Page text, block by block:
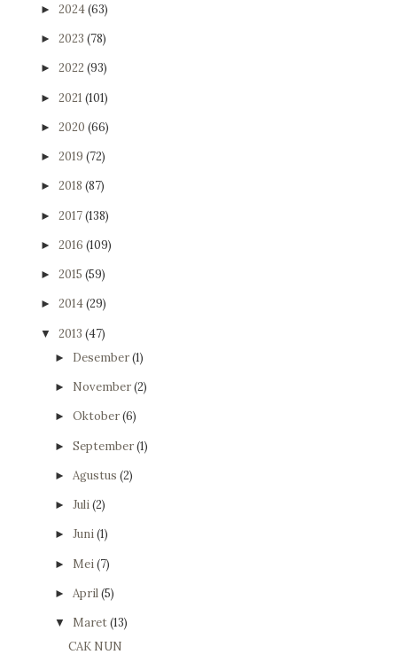
► 2024(63)
► 2023 (78)
► 2022 (93)
► 2021 (101)
► 2020 (66)
► 2019 (72)
► 2018 (87)
► 2017(138)
► 2016 (109)
► 2015 (59)
► 2014(29)
▼ 2013 (47)
► Desember(1)
► November(2)
► Oktober(6)
► September(1)
► Agustus (2)
► Juli(2)
► Juni(1)
► Mei(7)
► April(5)
▼ Maret(13)
CAK NUN